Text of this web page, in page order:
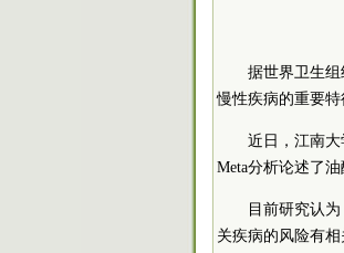
据世界卫生
慢性疾病的重要特
近日，江南
Meta分析论述了
目前研究认
关疾病的风险有